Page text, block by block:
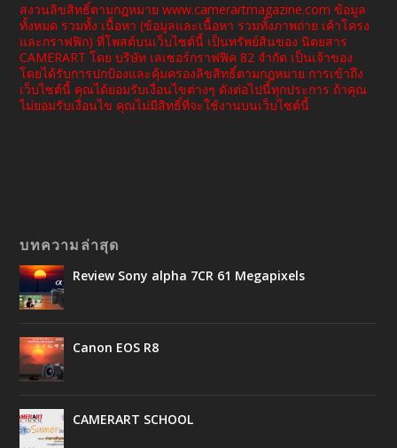
สงวนลิขสิทธิ์ตามกฎหมาย www.camerartmagazine.com ข้อมูล
ทั้งหมด รวมทั้ง เนื้อหา (ข้อมูลและเนื้อหา รวมทั้งภาพถ่าย เค้าโครง
และกราฟฟิก) ที่โพสต์บนเว็บไซต์นี้ เป็นทรัพย์สินของ นิตยสาร
CAMERART โดย บริษัท เลเซอร์กราฟฟิค 82 จำกัด เป็นเจ้าของ
โดยได้รับการปกป้องและคุ้มครองลิขสิทธิ์ตามกฎหมาย การเข้าถึง
เว็บไซต์นี้ คุณได้ยอมรับเงื่อนไขต่างๆ ดังต่อไปนี้ทุกประการ ถ้าคุณ
ไม่ยอมรับเงื่อนไข คุณไม่มีสิทธิ์ที่จะใช้งานบนเว็บไซต์นี้
บทความล่าสุด
Review Sony alpha 7CR 61 Megapixels
Canon EOS R8
CAMERART SCHOOL